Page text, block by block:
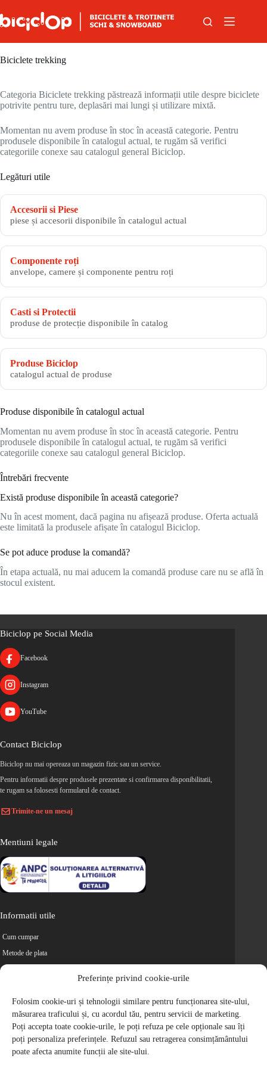
Preferințe privind cookie-urile
Folosim cookie-uri și tehnologii similare pentru funcționarea site-ului,
măsurarea traficului și, cu acordul tău, pentru servicii de marketing.
Poți accepta toate cookie-urile, le poți refuza pe cele opționale sau îți
poți personaliza preferințele. Refuzul sau retragerea consimțământului
poate afecta anumite funcții ale site-ului.
Biciclete trekking
Categoria Biciclete trekking păstrează informații utile despre biciclete
potrivite pentru ture, deplasări mai lungi și utilizare mixtă.
Momentan nu avem produse în stoc în această categorie. Pentru
produsele disponibile în catalogul actual, te rugăm să verifici
categoriile conexe sau catalogul general Biciclop.
Legături utile
Accesorii si Piese
piese și accesorii disponibile în catalogul actual
Componente roți
anvelope, camere și componente pentru roți
Casti si Protectii
produse de protecție disponibile în catalog
Produse Biciclop
catalogul actual de produse
Produse disponibile în catalogul actual
Momentan nu avem produse în stoc în această categorie. Pentru
produsele disponibile în catalogul actual, te rugăm să verifici
categoriile conexe sau catalogul general Biciclop.
Întrebări frecvente
Există produse disponibile în această categorie?
Nu în acest moment, dacă pagina nu afișează produse. Oferta actuală
este limitată la produsele afișate în catalogul Biciclop.
Se pot aduce produse la comandă?
În etapa actuală, nu mai aducem la comandă produse care nu se află în
stocul existent.
Biciclop pe Social Media
Facebook
Instagram
YouTube
Contact Biciclop
Biciclop nu mai opereaza un magazin fizic sau un service.
Pentru informatii despre produsele prezentate si confirmarea disponibilitatii,
te rugam sa folosesti formularul de contact.
Trimite-ne un mesaj
Mentiuni legale
Informatii utile
Cum cumpar
Metode de plata
Retur
Cariere
Politica de Confidentialitate
Politica de cookie-uri